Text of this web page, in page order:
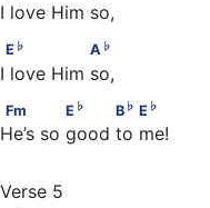
I love Him so,
E♭ A
E ♭ A ♭
I love Him so,
Fm             E
♭ B
Fm E ♭ B ♭ E ♭
He’s so good to me!